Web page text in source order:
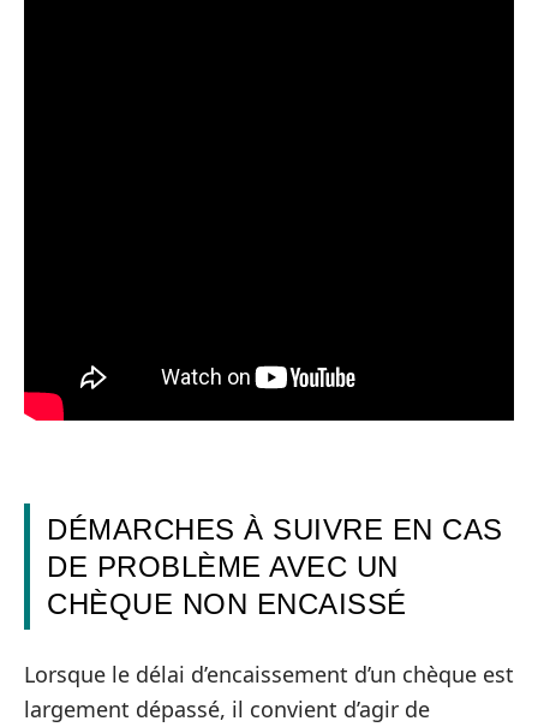
DÉMARCHES À SUIVRE EN CAS
DE PROBLÈME AVEC UN
CHÈQUE NON ENCAISSÉ
Lorsque le délai d’encaissement d’un chèque est
largement dépassé, il convient d’agir de